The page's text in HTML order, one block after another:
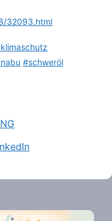
32093.html
#schweröl